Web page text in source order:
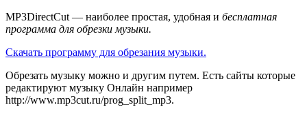
MP3DirectCut — наиболее простая, удобная и бесплатная
программа для обрезки музыки.
Скачать программу для обрезания музыки.
Обрезать музыку можно и другим путем. Есть сайты которые
редактируют музыку Онлайн например
http://www.mp3cut.ru/prog_split_mp3.